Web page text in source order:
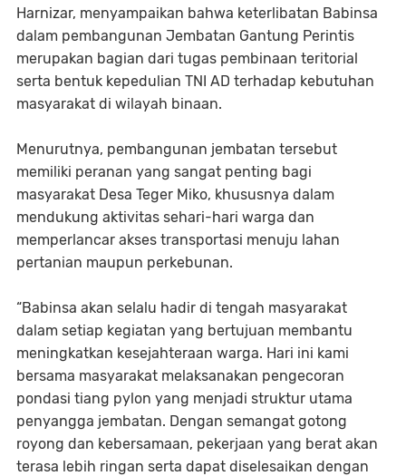
Harnizar, menyampaikan bahwa keterlibatan Babinsa
dalam pembangunan Jembatan Gantung Perintis
merupakan bagian dari tugas pembinaan teritorial
serta bentuk kepedulian TNI AD terhadap kebutuhan
masyarakat di wilayah binaan.
Menurutnya, pembangunan jembatan tersebut
memiliki peranan yang sangat penting bagi
masyarakat Desa Teger Miko, khususnya dalam
mendukung aktivitas sehari-hari warga dan
memperlancar akses transportasi menuju lahan
pertanian maupun perkebunan.
“Babinsa akan selalu hadir di tengah masyarakat
dalam setiap kegiatan yang bertujuan membantu
meningkatkan kesejahteraan warga. Hari ini kami
bersama masyarakat melaksanakan pengecoran
pondasi tiang pylon yang menjadi struktur utama
penyangga jembatan. Dengan semangat gotong
royong dan kebersamaan, pekerjaan yang berat akan
terasa lebih ringan serta dapat diselesaikan dengan